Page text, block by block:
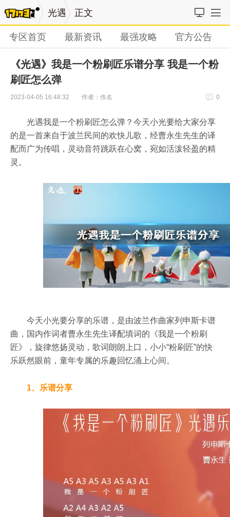
光遇 正文
专区首页 最新资讯 最强攻略 官方公告
《光遇》我是一个粉刷匠乐谱分享 我是一个粉
刷匠怎么弹
2023-04-05 16:48:32 作者：佚名 0
光遇我是一个粉刷匠怎么弹？今天小光要给大家分享
的是一首来自于波兰民间的欢快儿歌，经曹永生先生的译
配而广为传唱，灵动音符跳跃在心窝，宛如活泼轻盈的精
灵。
今天小光要分享的乐谱，是由波兰作曲家列申斯卡谱
曲，国内作词者曹永生先生译配填词的《我是一个粉刷
匠》，旋律悠扬灵动，歌词朗朗上口，小小“粉刷匠”的快
乐跃然眼前，童年专属的乐趣回忆涌上心间。
1、乐谱分享